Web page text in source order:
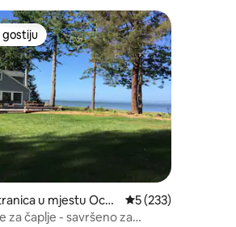
gostiju
gostiju
u mjestu Ocea
prosječna ocjena 5
5 (233)
za čaplje - savršeno za